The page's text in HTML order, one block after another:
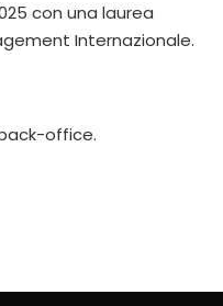
con una laurea
Internazionale.
office.